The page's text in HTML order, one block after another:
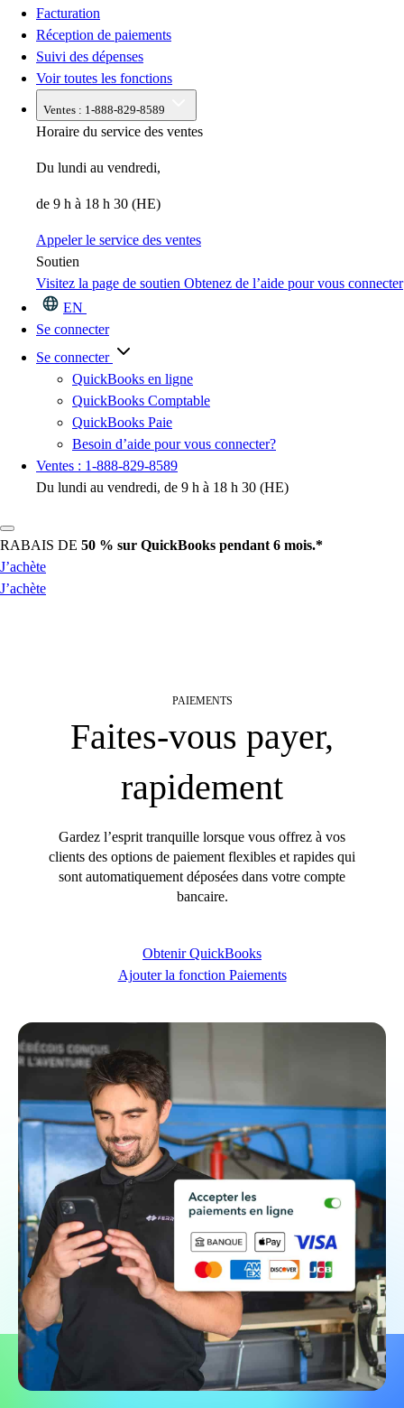
Facturation
Réception de paiements
Suivi des dépenses
Voir toutes les fonctions
Ventes : 1-888-829-8589
Horaire du service des ventes
Du lundi au vendredi,
de 9 h à 18 h 30 (HE)
Appeler le service des ventes
Soutien
Visitez la page de soutien Obtenez de l’aide pour vous connecter
EN
Se connecter
Se connecter
QuickBooks en ligne
QuickBooks Comptable
QuickBooks Paie
Besoin d’aide pour vous connecter?
Ventes : 1-888-829-8589
Du lundi au vendredi, de 9 h à 18 h 30 (HE)
RABAIS DE 50 % sur QuickBooks pendant 6 mois.*
J’achète
J’achète
PAIEMENTS
Faites-vous payer,
rapidement
Gardez l’esprit tranquille lorsque vous offrez à vos
clients des options de paiement flexibles et rapides qui
sont automatiquement déposées dans votre compte
bancaire.
Obtenir QuickBooks
Ajouter la fonction Paiements